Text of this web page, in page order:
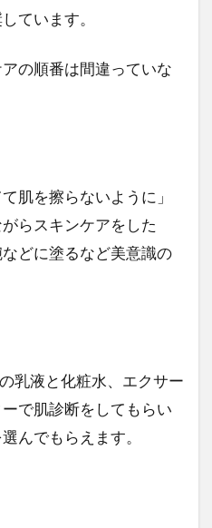
ています。
の順番は間違っていな
肌を擦らないように」
らスキンケアをした
どに塗るなど美意識の
乳液と化粧水、エクサー
で肌診断をしてもらい
んでもらえます。